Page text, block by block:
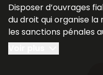
Disposer d’ouvrages
du droit qui organise
les sanctions pénales
plus largement des
fondamental pour les